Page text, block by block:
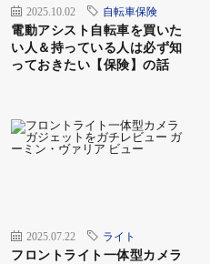
る。マルチメーターを見ると走行
8％だった。
う
2025.10.02 自転車保険
電動アシスト自転車を買いた
い人＆持っている人は必ず知
っておきたい【保険】の話
2025.07.22 ライト
フロントライト一体型カメラ